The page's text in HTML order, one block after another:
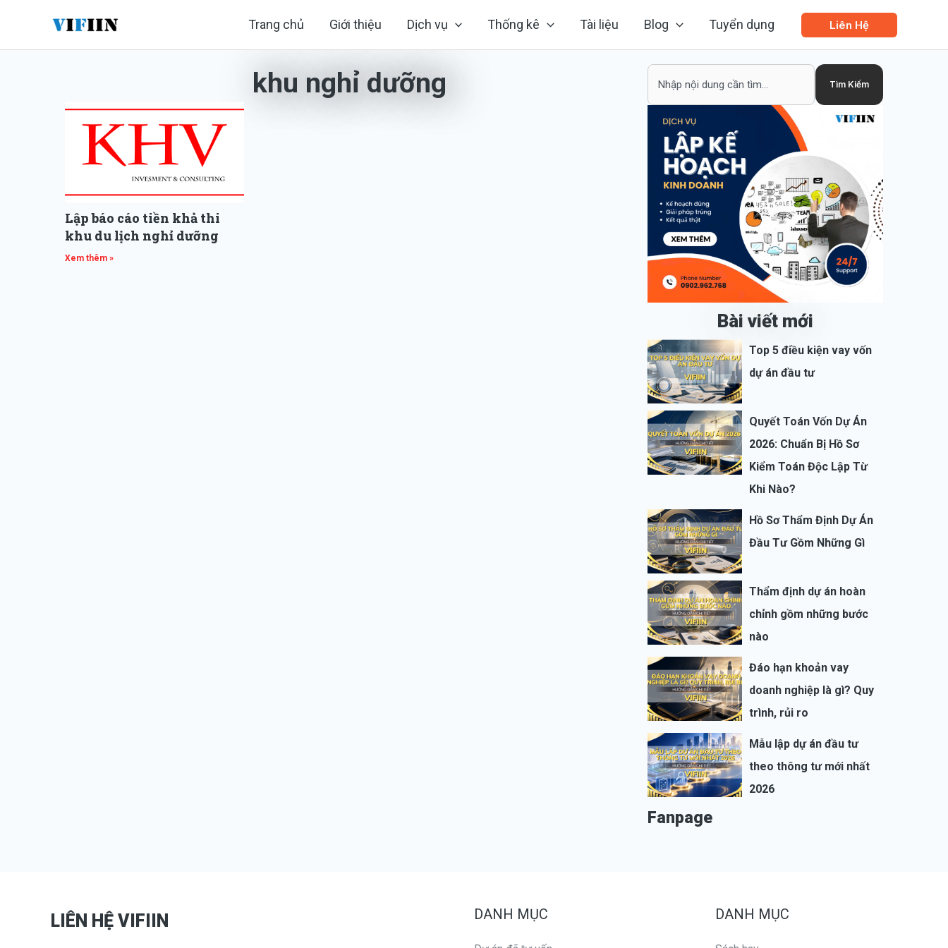
Trang chủ Giới thiệu Dịch vụ Thống kê Tài liệu Blog Tuyển dụng Liên Hệ
khu nghỉ dưỡng
Lập báo cáo tiền khả thi
khu du lịch nghỉ dưỡng
Xem thêm »
Tìm Kiếm
Bài viết mới
Top 5 điều kiện vay vốn
dự án đầu tư
Quyết Toán Vốn Dự Án
2026: Chuẩn Bị Hồ Sơ
Kiểm Toán Độc Lập Từ
Khi Nào?
Hồ Sơ Thẩm Định Dự Án
Đầu Tư Gồm Những Gì
Thẩm định dự án hoàn
chỉnh gồm những bước
nào
Đáo hạn khoản vay
doanh nghiệp là gì? Quy
trình, rủi ro
Mẫu lập dự án đầu tư
theo thông tư mới nhất
2026
Fanpage
LIÊN HỆ VIFIIN DANH MỤC DANH MỤC